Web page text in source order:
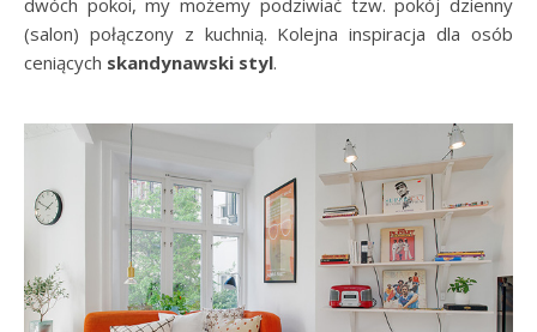
dwóch pokoi, my możemy podziwiać tzw. pokój dzienny
(salon) połączony z kuchnią. Kolejna inspiracja dla osób
ceniących skandynawski styl.